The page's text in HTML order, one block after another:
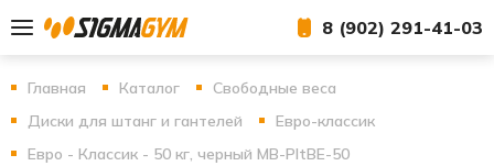
8 (902) 291-41-03
Главная Каталог
Свободные веса
Диски для штанг и гантелей
Евро-классик
Евро - Классик - 50 кг, черный MB-PltBE-50